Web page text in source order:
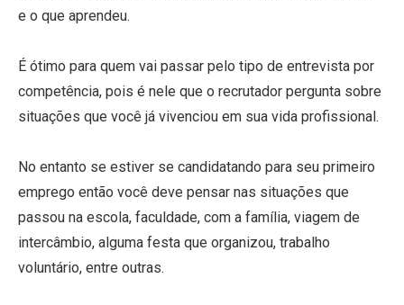
e o que aprendeu.
É ótimo para quem vai passar pelo tipo de entrevista por
competência, pois é nele que o recrutador pergunta sobre
situações que você já vivenciou em sua vida profissional.
No entanto se estiver se candidatando para seu primeiro
emprego então você deve pensar nas situações que
passou na escola, faculdade, com a família, viagem de
intercâmbio, alguma festa que organizou, trabalho
voluntário, entre outras.